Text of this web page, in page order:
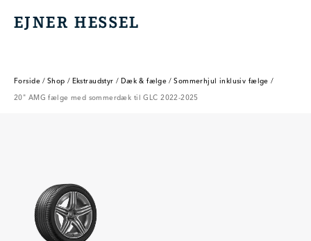
EJNER HESSEL
EJNER HESSEL
Forside / Shop / Ekstraudstyr / Dæk & fælge / Sommerhjul inklusiv fælge /
20" AMG fælge med sommerdæk til GLC 2022-2025